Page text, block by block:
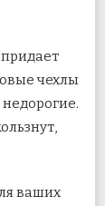
чехлы
ваших